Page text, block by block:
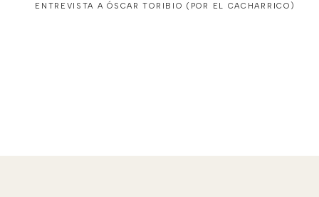
ENTREVISTA A ÓSCAR TORIBIO (POR EL CACHARRICO)